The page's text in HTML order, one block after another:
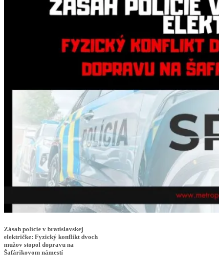
Zásah polície v bratislavskej
električke: Fyzický konflikt dvoch
mužov stopol dopravu na
Šafárikovom námestí